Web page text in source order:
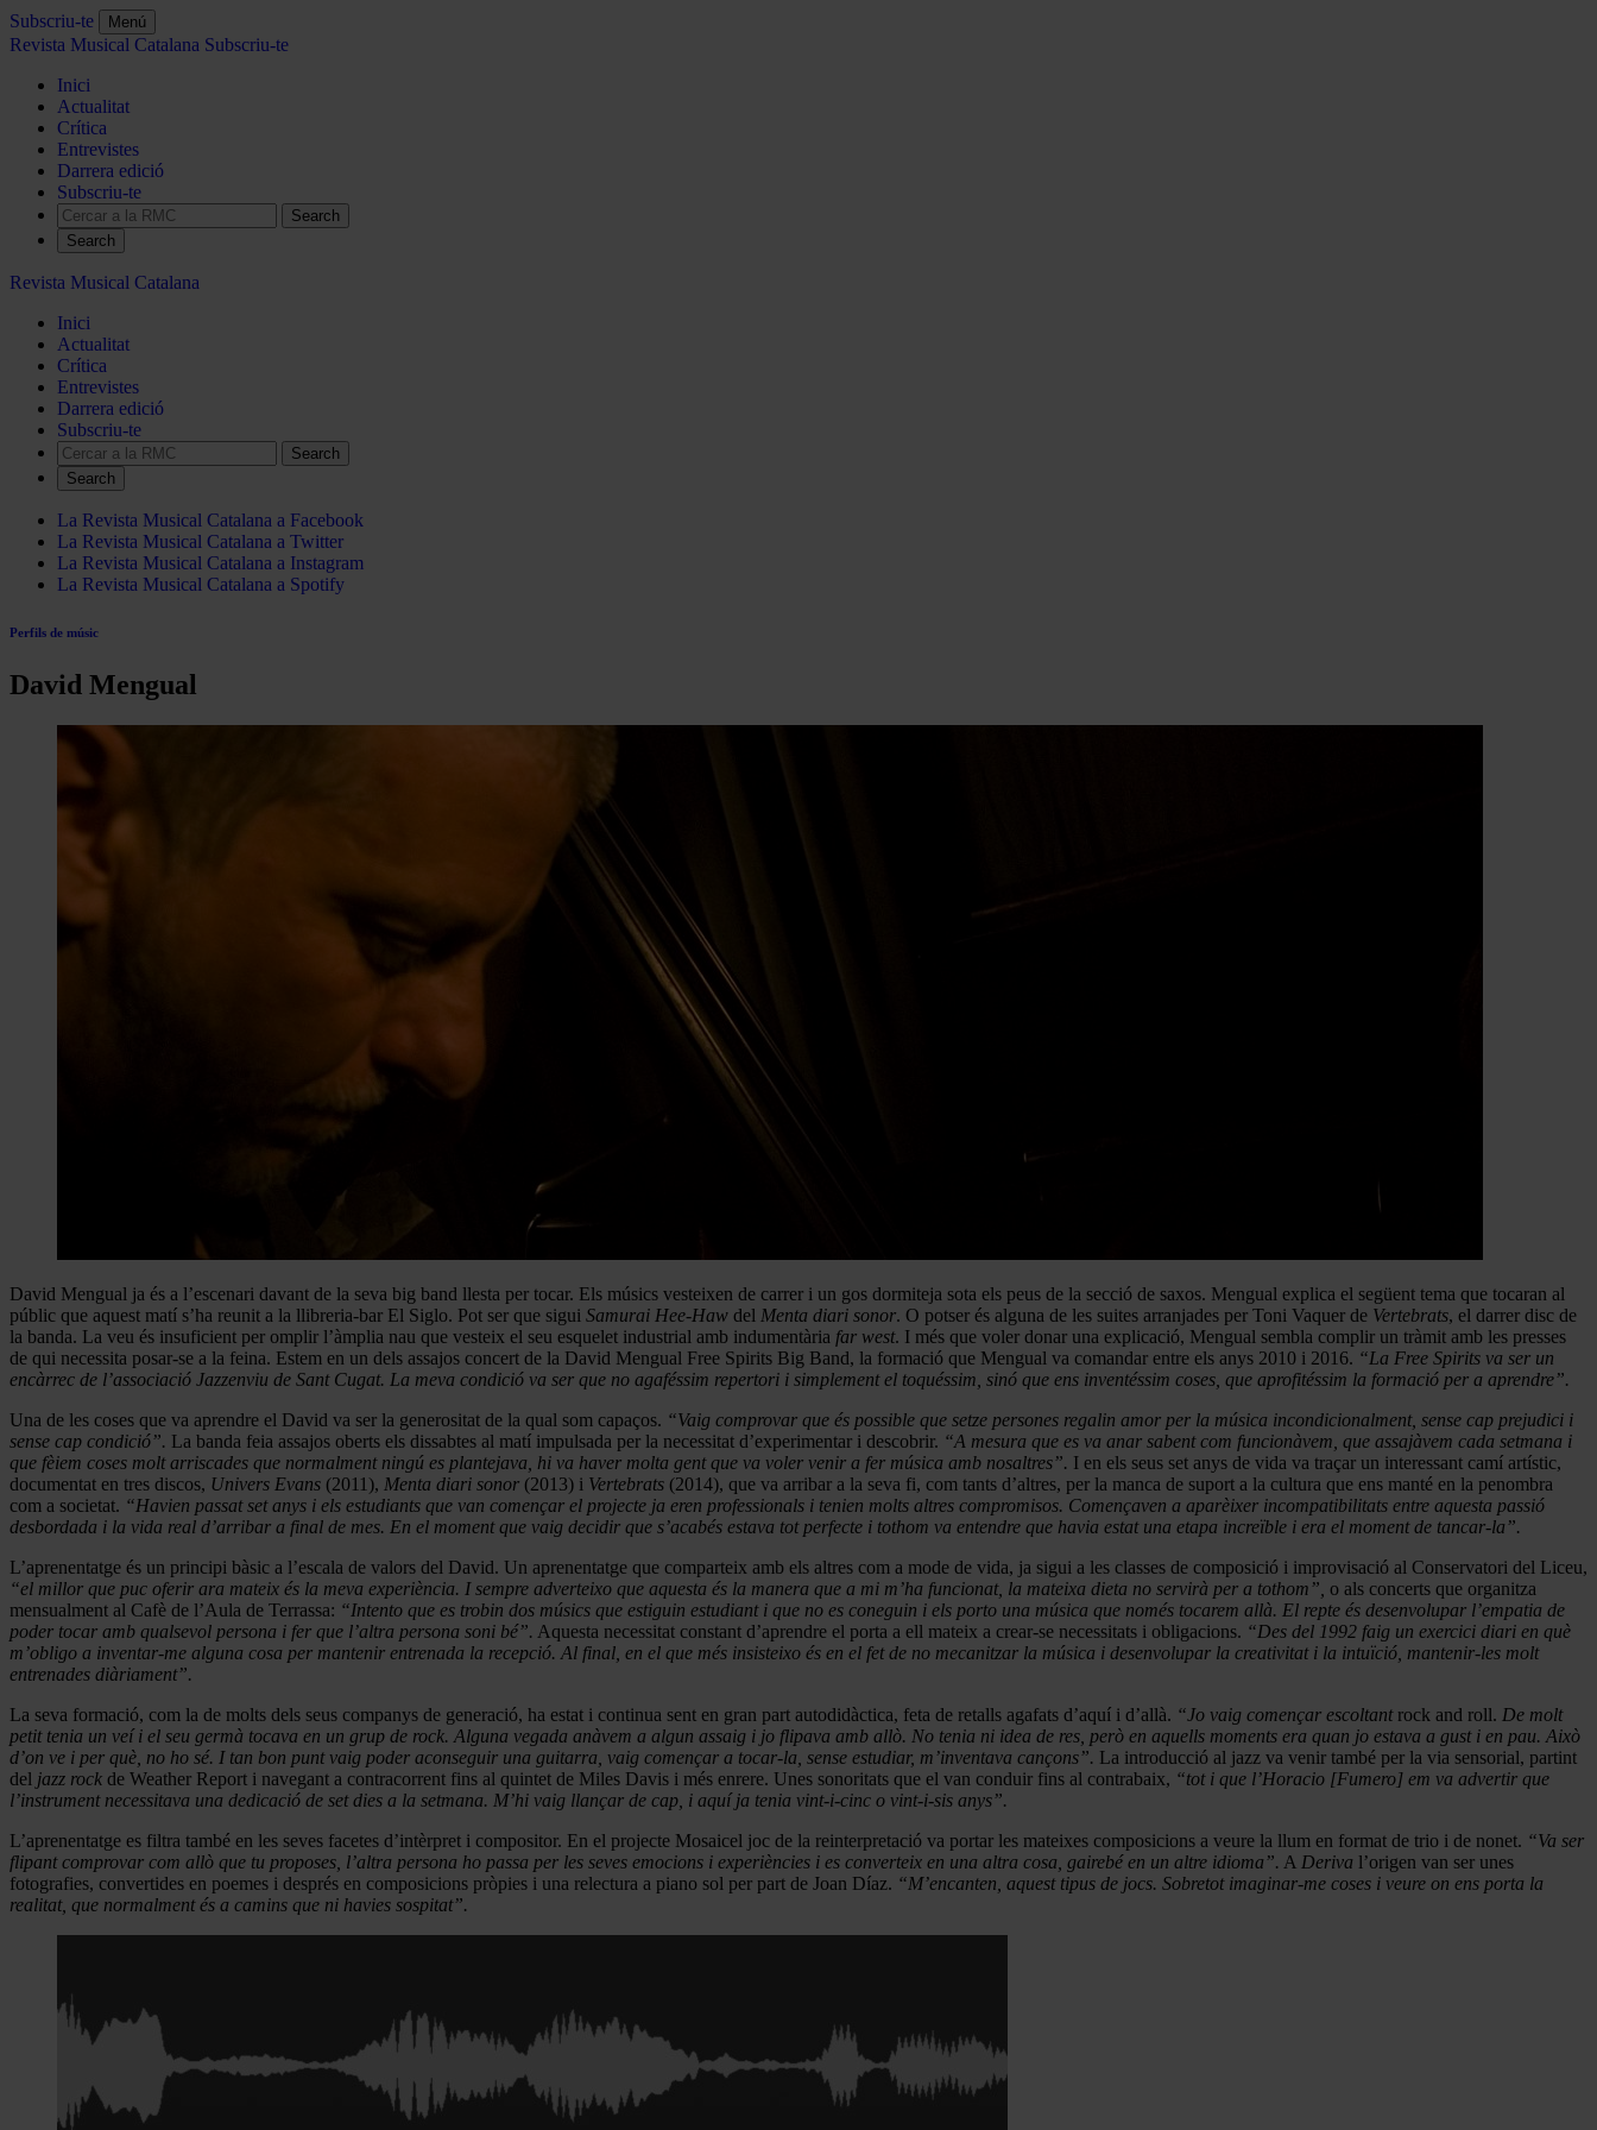
Subscriu-te Menú
Revista Musical Catalana Subscriu-te
Inici
Actualitat
Crítica
Entrevistes
Darrera edició
Subscriu-te
Search
Revista Musical Catalana
Inici
Actualitat
Crítica
Entrevistes
Darrera edició
Subscriu-te
Search
La Revista Musical Catalana a Facebook
La Revista Musical Catalana a Twitter
La Revista Musical Catalana a Instagram
La Revista Musical Catalana a Spotify
Perfils de músic
David Mengual
David Mengual ja és a l’escenari davant de la seva big band llesta per tocar. Els músics vesteixen de carrer i un gos dormiteja sota els peus de la secció de saxos. Mengual explica el següent tema que tocaran al
públic que aquest matí s’ha reunit a la llibreria-bar El Siglo. Pot ser que sigui Samurai Hee-Haw del Menta diari sonor. O potser és alguna de les suites arranjades per Toni Vaquer de Vertebrats, el darrer disc de
la banda. La veu és insuficient per omplir l’àmplia nau que vesteix el seu esquelet industrial amb indumentària far west. I més que voler donar una explicació, Mengual sembla complir un tràmit amb les presses
de qui necessita posar-se a la feina. Estem en un dels assajos concert de la David Mengual Free Spirits Big Band, la formació que Mengual va comandar entre els anys 2010 i 2016. “La Free Spirits va ser un
encàrrec de l’associació Jazzenviu de Sant Cugat. La meva condició va ser que no agaféssim repertori i simplement el toquéssim, sinó que ens inventéssim coses, que aprofitéssim la formació per a aprendre”.
Una de les coses que va aprendre el David va ser la generositat de la qual som capaços. “Vaig comprovar que és possible que setze persones regalin amor per la música incondicionalment, sense cap prejudici i
sense cap condició”. La banda feia assajos oberts els dissabtes al matí impulsada per la necessitat d’experimentar i descobrir. “A mesura que es va anar sabent com funcionàvem, que assajàvem cada setmana i
que fèiem coses molt arriscades que normalment ningú es plantejava, hi va haver molta gent que va voler venir a fer música amb nosaltres”. I en els seus set anys de vida va traçar un interessant camí artístic,
documentat en tres discos, Univers Evans (2011), Menta diari sonor (2013) i Vertebrats (2014), que va arribar a la seva fi, com tants d’altres, per la manca de suport a la cultura que ens manté en la penombra
com a societat. “Havien passat set anys i els estudiants que van començar el projecte ja eren professionals i tenien molts altres compromisos. Començaven a aparèixer incompatibilitats entre aquesta passió
desbordada i la vida real d’arribar a final de mes. En el moment que vaig decidir que s’acabés estava tot perfecte i tothom va entendre que havia estat una etapa increïble i era el moment de tancar-la”.
L’aprenentatge és un principi bàsic a l’escala de valors del David. Un aprenentatge que comparteix amb els altres com a mode de vida, ja sigui a les classes de composició i improvisació al Conservatori del Liceu,
“el millor que puc oferir ara mateix és la meva experiència. I sempre adverteixo que aquesta és la manera que a mi m’ha funcionat, la mateixa dieta no servirà per a tothom”, o als concerts que organitza
mensualment al Cafè de l’Aula de Terrassa: “Intento que es trobin dos músics que estiguin estudiant i que no es coneguin i els porto una música que només tocarem allà. El repte és desenvolupar l’empatia de
poder tocar amb qualsevol persona i fer que l’altra persona soni bé”. Aquesta necessitat constant d’aprendre el porta a ell mateix a crear-se necessitats i obligacions. “Des del 1992 faig un exercici diari en què
m’obligo a inventar-me alguna cosa per mantenir entrenada la recepció. Al final, en el que més insisteixo és en el fet de no mecanitzar la música i desenvolupar la creativitat i la intuïció, mantenir-les molt
entrenades diàriament”.
La seva formació, com la de molts dels seus companys de generació, ha estat i continua sent en gran part autodidàctica, feta de retalls agafats d’aquí i d’allà. “Jo vaig començar escoltantrock and roll. De molt
petit tenia un veí i el seu germà tocava en un grup de rock. Alguna vegada anàvem a algun assaig i jo flipava amb allò. No tenia ni idea de res, però en aquells moments era quan jo estava a gust i en pau. Això
d’on ve i per què, no ho sé. I tan bon punt vaig poder aconseguir una guitarra, vaig començar a tocar-la, sense estudiar, m’inventava cançons”. La introducció al jazz va venir també per la via sensorial, partint
del jazz rock de Weather Report i navegant a contracorrent fins al quintet de Miles Davis i més enrere. Unes sonoritats que el van conduir fins al contrabaix, “tot i que l’Horacio [Fumero] em va advertir que
l’instrument necessitava una dedicació de set dies a la setmana. M’hi vaig llançar de cap, i aquí ja tenia vint-i-cinc o vint-i-sis anys”.
L’aprenentatge es filtra també en les seves facetes d’intèrpret i compositor. En el projecte Mosaicel joc de la reinterpretació va portar les mateixes composicions a veure la llum en format de trio i de nonet. “Va ser
flipant comprovar com allò que tu proposes, l’altra persona ho passa per les seves emocions i experiències i es converteix en una altra cosa, gairebé en un altre idioma”. A Deriva l’origen van ser unes
fotografies, convertides en poemes i després en composicions pròpies i una relectura a piano sol per part de Joan Díaz. “M’encanten, aquest tipus de jocs. Sobretot imaginar-me coses i veure on ens porta la
realitat, que normalment és a camins que ni havies sospitat”.